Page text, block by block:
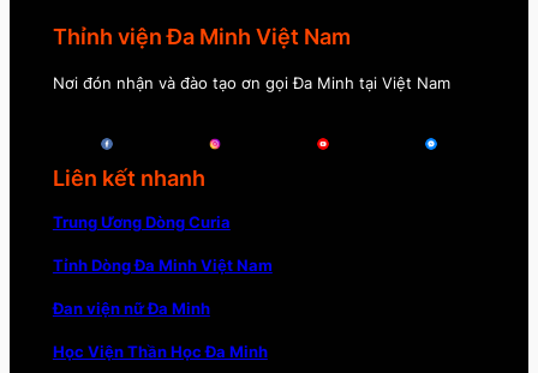
Thỉnh viện Đa Minh Việt Nam
Nơi đón nhận và đào tạo ơn gọi Đa Minh tại Việt Nam
Liên kết nhanh
Trung Ương Dòng Curia
Tỉnh Dòng Đa Minh Việt Nam
Đan viện nữ Đa Minh
Học Viện Thần Học Đa Minh